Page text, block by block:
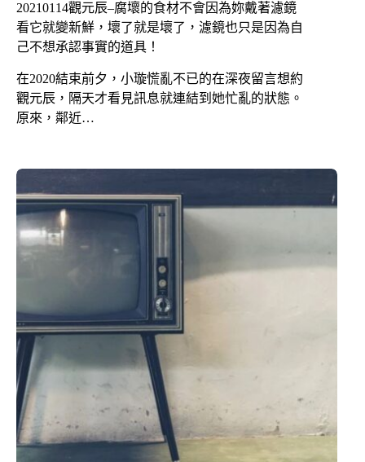
20210114觀元辰–腐壞的食材不會因為妳戴著濾鏡
看它就變新鮮，壞了就是壞了，濾鏡也只是因為自
己不想承認事實的道具！
在2020結束前夕，小璇慌亂不已的在深夜留言想約
觀元辰，隔天才看見訊息就連結到她忙亂的狀態。
原來，鄰近…